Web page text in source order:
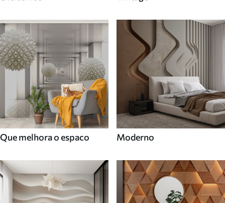
Que melhora o espaco Moderno